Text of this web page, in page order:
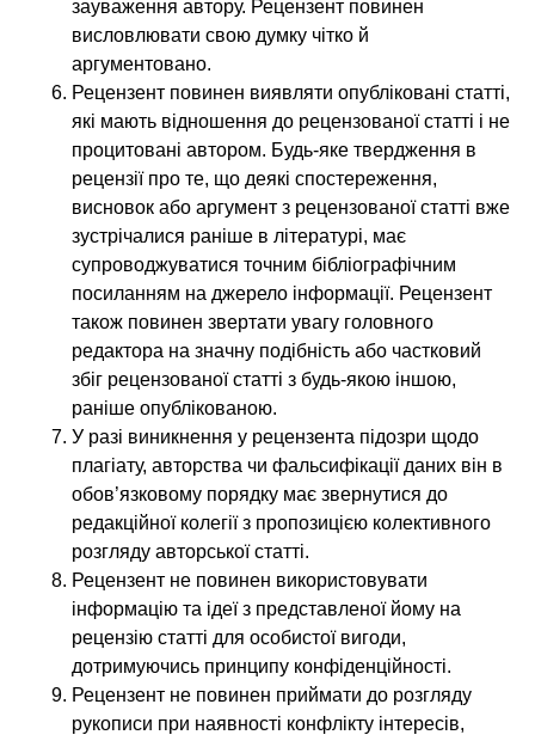
зауваження автору. Рецензент повинен
висловлювати свою думку чітко й
аргументовано.
Рецензент повинен виявляти опубліковані статті,
які мають відношення до рецензованої статті і не
процитовані автором. Будь-яке твердження в
рецензії про те, що деякі спостереження,
висновок або аргумент з рецензованої статті вже
зустрічалися раніше в літературі, має
супроводжуватися точним бібліографічним
посиланням на джерело інформації. Рецензент
також повинен звертати увагу головного
редактора на значну подібність або частковий
збіг рецензованої статті з будь-якою іншою,
раніше опублікованою.
У разі виникнення у рецензента підозри щодо
плагіату, авторства чи фальсифікації даних він в
обов’язковому порядку має звернутися до
редакційної колегії з пропозицією колективного
розгляду авторської статті.
Рецензент не повинен використовувати
інформацію та ідеї з представленої йому на
рецензію статті для особистої вигоди,
дотримуючись принципу конфіденційності.
Рецензент не повинен приймати до розгляду
рукописи при наявності конфлікту інтересів,